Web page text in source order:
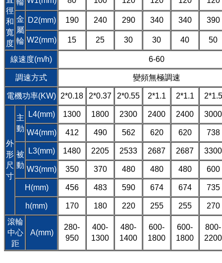
徑
和
寬
度
金
屬
輪
D2(mm) 190 240 290 340 340 390
W2(mm) 15 25 30 30 40 50
線速度(m/h) 6-60
調速方式 變頻無極調速
電機功率(KW) 2*0.18 2*0.37 2*0.55 2*1.1 2*1.1 2*1.5
外
形
尺
寸
主
動
L4(mm) 1300 1800 2300 2400 2400 3000
W4(mm) 412 490 562 620 620 738
被
動
L3(mm) 1480 2205 2533 2687 2687 3300
W3(mm) 350 370 480 480 480 600
H(mm) 456 483 590 674 674 735
h(mm) 170 180 220 255 255
270
滾輪
中心
距
A(mm)
280-
950
400-
1300
480-
1400
600-
1800
600-
1800
800-
2200